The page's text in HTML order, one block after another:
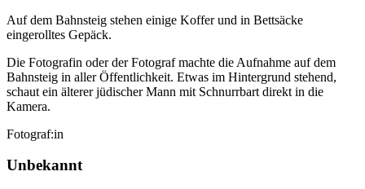
Auf dem Bahnsteig stehen einige Koffer und in Bettsäcke
eingerolltes Gepäck.
Die Fotografin oder der Fotograf machte die Aufnahme auf dem
Bahnsteig in aller Öffentlichkeit. Etwas im Hintergrund stehend,
schaut ein älterer jüdischer Mann mit Schnurrbart direkt in die
Kamera.
Fotograf:in
Unbekannt